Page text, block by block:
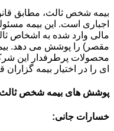
بیمه شخص ثالث، مطابق
اجباری است. این بیمه
مالی وارد شده به اشخاص
مقصر) را پوشش می دهد.
محصولات پرطرفدار این
ای را در اختیار بیمه
پوشش های بیمه شخص ثالث
خسارات جانی: